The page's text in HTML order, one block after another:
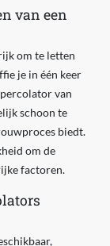
van een
om te letten
je in één keer
van
schoon te
biedt.
om de
factoren.